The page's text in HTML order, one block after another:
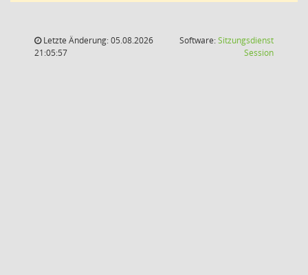
Letzte Änderung: 05.08.2026
21:05:57
Software:Sitzungsdienst
Session(Wird in